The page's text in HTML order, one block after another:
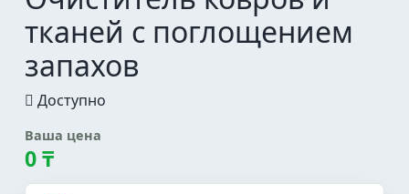
тканей с поглощением
запахов
Доступно
Ваша цена
0 ₸